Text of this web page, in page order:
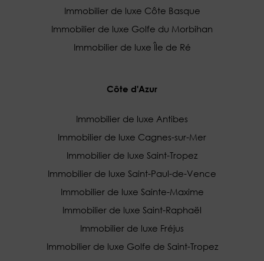
Immobilier de luxe Côte Basque
Immobilier de luxe Golfe du Morbihan
Immobilier de luxe Île de Ré
Côte d'Azur
Immobilier de luxe Antibes
Immobilier de luxe Cagnes-sur-Mer
Immobilier de luxe Saint-Tropez
Immobilier de luxe Saint-Paul-de-Vence
Immobilier de luxe Sainte-Maxime
Immobilier de luxe Saint-Raphaël
Immobilier de luxe Fréjus
Immobilier de luxe Golfe de Saint-Tropez